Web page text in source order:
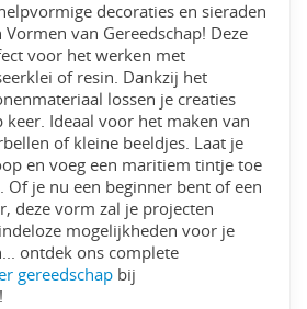
decoraties en sieraden
Vormen van Gereedschap! Deze
voor het werken met
of resin. Dankzij het
lossen je creaties
Ideaal voor het maken van
of kleine beeldjes. Laat je
en voeg een maritiem tintje toe
Of je nu een beginner bent of een
deze vorm zal je projecten
mogelijkheden voor je
ontdek ons complete
gereedschap bij